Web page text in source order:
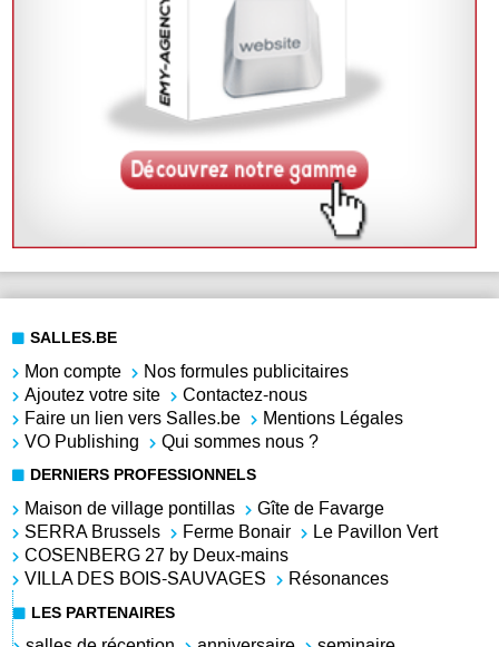
SALLES.BE
Mon compte
Nos formules publicitaires
Ajoutez votre site
Contactez-nous
Faire un lien vers Salles.be
Mentions Légales
VO Publishing
Qui sommes nous ?
DERNIERS PROFESSIONNELS
Maison de village pontillas
Gîte de Favarge
SERRA Brussels
Ferme Bonair
Le Pavillon Vert
COSENBERG 27 by Deux-mains
VILLA DES BOIS-SAUVAGES
Résonances
LES PARTENAIRES